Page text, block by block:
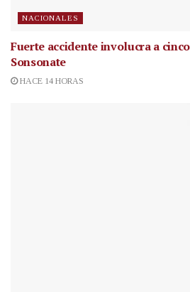
NACIONALES
Fuerte accidente involucra a
Sonsonate
HACE 14 HORAS